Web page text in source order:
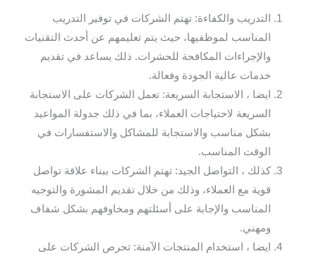
التدريب والكفاءة: تهتم الشركات في توفير التدريب
المناسب لموظفيها، حيث يتم تعليمهم عن أحدث التقنيات
والإجراءات المكافحة للحشرات. ذلك يساعد في تقديم
خدمات عالية الجودة وفعالة.
ايضا ، الاستجابة السريعة: تعمل الشركات على الاستجابة
السريعة لاحتياجات العملاء، بما في ذلك جدولة المواعيد
بشكل مناسب والاستجابة للمشاكل والاستفسارات في
الوقت المناسب.
كذلك ، التواصل الجيد: تهتم الشركات ببناء علاقة تواصل
قوية مع العملاء، وذلك من خلال تقديم المشورة والتوجيه
المناسب والإجابة على أسئلتهم ومخاوفهم بشكل شفاف
ومهني.
ايضا ، استخدام المنتجات الآمنة: تحرص الشركات على